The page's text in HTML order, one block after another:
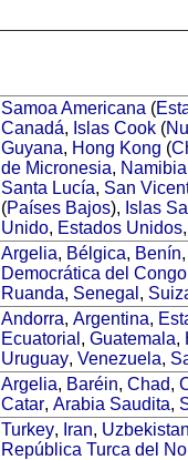
Samoa Americana (
Canadá, Islas Cook (
Guyana, Hong Kong (
de Micronesia, Namibia
Santa Lucía, San
(Países Bajos), Islas
Unido, Estados Unidos,
Argelia, Bélgica, Benín,
Democrática del Congo
Ruanda, Senegal ,
Andorra, Argentina,
Ecuatorial , Guatemala,
Uruguay, Venezuela,
Argelia, Baréin, Chad,
Catar, Arabia Saudita,
Turkey, Iran, Uzbekistan
República Turca del